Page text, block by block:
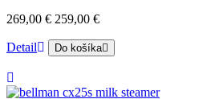
269,00 € 259,00 €
Detail Do košíka